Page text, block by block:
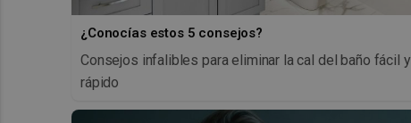
¿Conocías estos 5 consejos?
Consejos infalibles para eliminar la cal del baño fácil y
rápido